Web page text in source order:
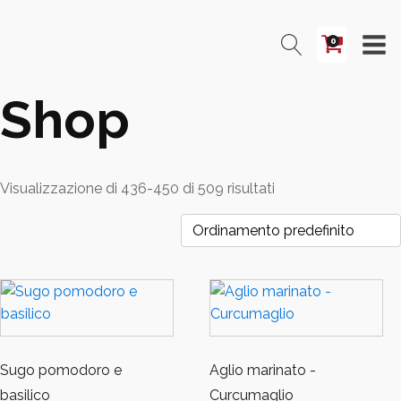
0
Shop
Visualizzazione di 436-450 di 509 risultati
Sugo pomodoro e
basilico
Aglio marinato -
Curcumaglio